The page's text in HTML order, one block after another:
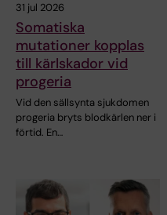
31 jul 2026
Somatiska
mutationer kopplas
till kärlskador vid
progeria
Vid den sällsynta sjukdomen
progeria bryts blodkärlen ner i
förtid. En…